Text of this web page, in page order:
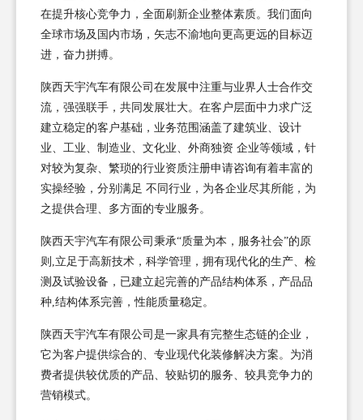
在提升核心竞争力，全面刷新企业整体素质。我们面向
全球市场及国内市场，矢志不渝地向更高更远的目标迈
进，奋力拼搏。
陕西天宇汽车有限公司在发展中注重与业界人士合作交
流，强强联手，共同发展壮大。在客户层面中力求广泛
建立稳定的客户基础，业务范围涵盖了建筑业、设计
业、工业、制造业、文化业、外商独资 企业等领域，针
对较为复杂、繁琐的行业资质注册申请咨询有着丰富的
实操经验，分别满足 不同行业，为各企业尽其所能，为
之提供合理、多方面的专业服务。
陕西天宇汽车有限公司秉承“质量为本，服务社会”的原
则,立足于高新技术，科学管理，拥有现代化的生产、检
测及试验设备，已建立起完善的产品结构体系，产品品
种,结构体系完善，性能质量稳定。
陕西天宇汽车有限公司是一家具有完整生态链的企业，
它为客户提供综合的、专业现代化装修解决方案。为消
费者提供较优质的产品、较贴切的服务、较具竞争力的
营销模式。